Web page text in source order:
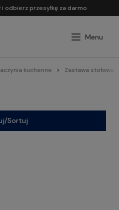
i odbierz przesyłkę za darmo
kuchenne Zastawa stołowa
Sortuj